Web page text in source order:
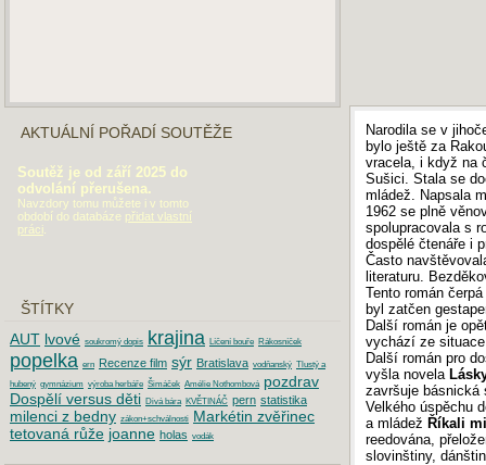
Narodila se v
bylo ještě za
vracela, i když na
Sušici. Stala se
mládež. Napsala
1962 se plně
spolupracovala s
dospělé čtenáře i
Často
literaturu.
Tento román
byl zatčen
Další román je
vychází ze
Další román pro
vyšla novela
završuje básnická
Velkého úspěchu
a mládež Říkali
reedována,
slovinštiny,
AKTUÁLNÍ POŘADÍ SOUTĚŽE
Soutěž je od září 2025 do
odvolání přerušena.
Navzdory tomu můžete i v tomto
období do databáze přidat vlastní
práci.
ŠTÍTKY
AUT lvové soukromý dopis krajina Líčení bouře Rákosníček
popelka ern Recenze film sýr Bratislava vodňanský Tlustý a
hubený gymnázium výroba herbáře Šimáček Amélie Nothombová
pozdrav
Dospělí versus děti
Divá bára KVĚTINÁČ pern statistika
milenci z bedny zákon+schválnosti
Markétin zvěřinec
tetovaná růže joanne holas vodák